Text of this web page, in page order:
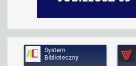
System
Biblioteczny